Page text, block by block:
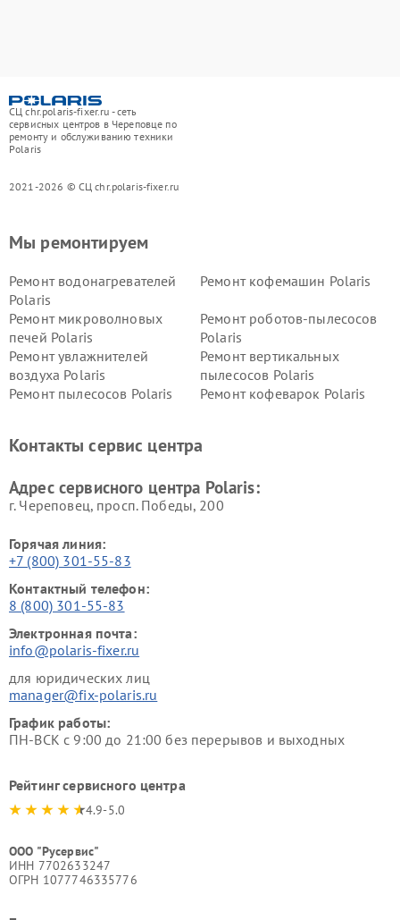
СЦ chr.polaris-fixer.ru - сеть
сервисных центров в Череповце по
ремонту и обслуживанию техники
Polaris
2021-2026 © СЦ chr.polaris-fixer.ru
Мы ремонтируем
Ремонт водонагревателей
Polaris
Ремонт кофемашин Polaris
Ремонт микроволновых
печей Polaris
Ремонт роботов-пылесосов
Polaris
Ремонт увлажнителей
воздуха Polaris
Ремонт вертикальных
пылесосов Polaris
Ремонт пылесосов Polaris
Ремонт кофеварок Polaris
Контакты сервис центра
Адрес сервисного центра Polaris:
г. Череповец, просп. Победы, 200
Горячая линия:
+7 (800) 301-55-83
Контактный телефон:
8 (800) 301-55-83
Электронная почта:
info@polaris-fixer.ru
для юридических лиц
manager@fix-polaris.ru
График работы:
ПН-ВСК с 9:00 до 21:00 без перерывов и выходных
Рейтинг сервисного центра
4.9-5.0
ООО "Русервис"
ИНН 7702633247
ОГРН 1077746335776